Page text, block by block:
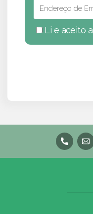
Li e aceito a